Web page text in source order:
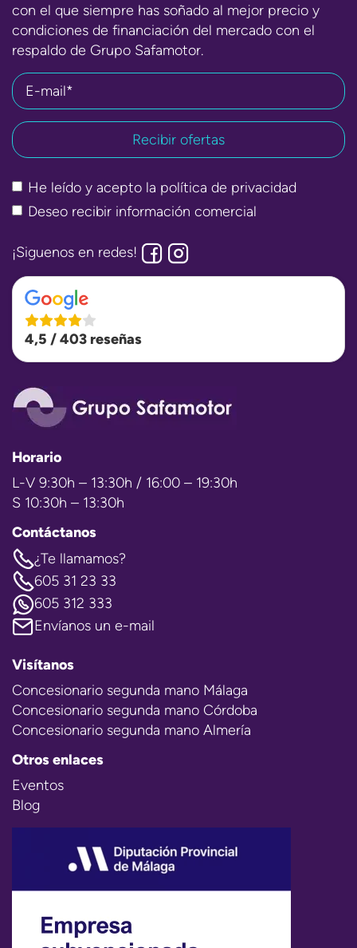
con el que siempre has soñado al mejor precio y
condiciones de financiación del mercado con el
respaldo de Grupo Safamotor.
E-mail*
He leído y acepto la política de privacidad
Deseo recibir información comercial
¡Siguenos en redes!
4,5 / 403 reseñas
Horario
L-V 9:30h – 13:30h / 16:00 – 19:30h
S 10:30h – 13:30h
Contáctanos
¿Te llamamos?
605 31 23 33
605 312 333
Envíanos un e-mail
Visítanos
Concesionario segunda mano Málaga
Concesionario segunda mano Córdoba
Concesionario segunda mano Almería
Otros enlaces
Eventos
Blog